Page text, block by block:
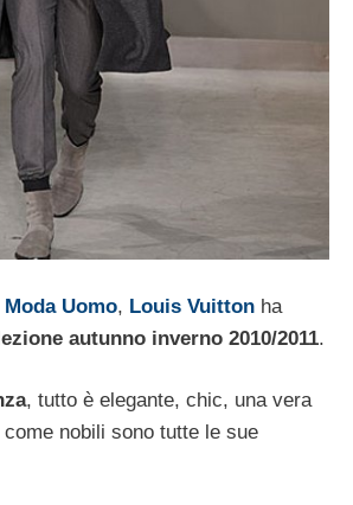
Uomo, Louis Vuitton ha
autunno inverno 2010/2011.
, tutto è elegante, chic, una vera
nobili sono tutte le sue